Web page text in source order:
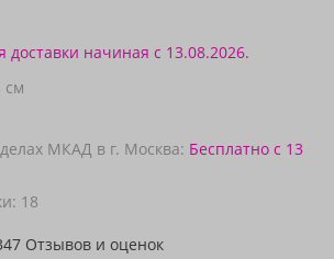
доставки начиная с 13.08.2026.
см
МКАД в г. Москва: Бесплатно с 13
18
Отзывов и оценок